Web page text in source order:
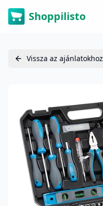
Shoppilisto
Vissza az ajánlatokhoz